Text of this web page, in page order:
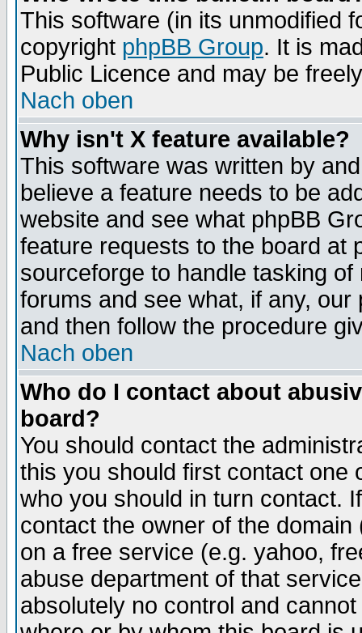
This software (in its unmodified
copyright phpBB Group. It is
Public Licence and may be
Nach oben
Why isn't X feature available?
This software was written by
believe a feature needs to be
website and see what phpBB
feature requests to the board at
sourceforge to handle tasking
forums and see what, if any,
and then follow the procedure
Nach oben
Who do I contact about
board?
You should contact the
this you should first contact one
who you should in turn contact.
contact the owner of the
on a free service (e.g. yahoo,
abuse department of that
absolutely no control and